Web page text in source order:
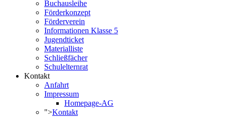
Buchausleihe
Förderkonzept
Förderverein
Informationen Klasse 5
Jugendticket
Materialliste
Schließfächer
Schulelternrat
Kontakt
Anfahrt
Impressum
Homepage-AG
">Kontakt